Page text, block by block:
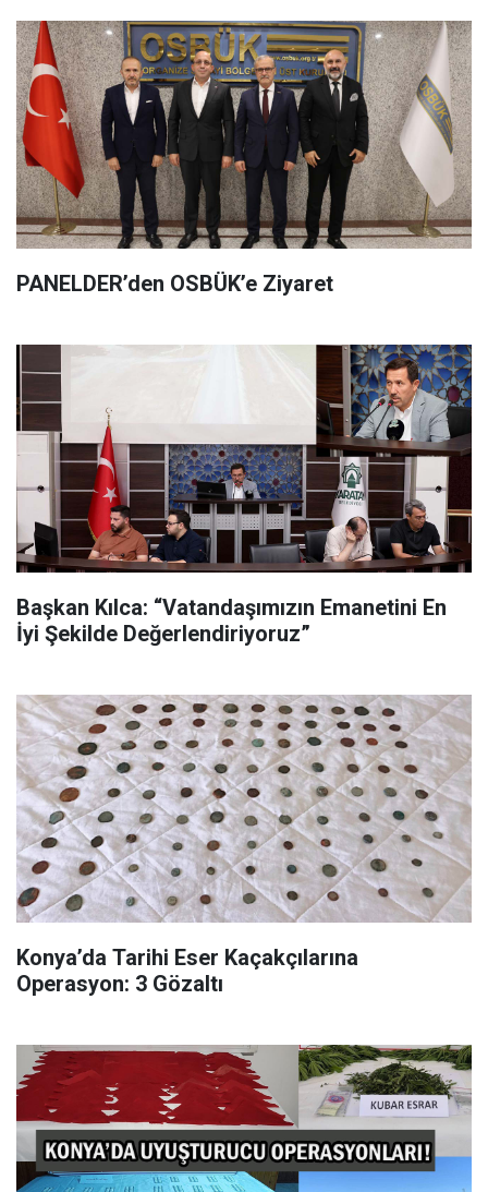
PANELDER’den OSBÜK’e Ziyaret
Başkan Kılca: “Vatandaşımızın Emanetini En
İyi Şekilde Değerlendiriyoruz”
Konya’da Tarihi Eser Kaçakçılarına
Operasyon: 3 Gözaltı